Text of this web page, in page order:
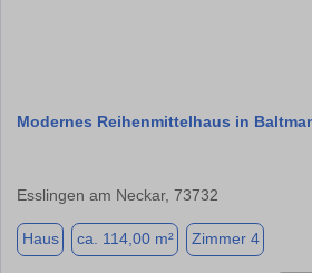
Modernes Reihenmittelhaus in
Esslingen am Neckar, 73732
Haus ca. 114,00 m² Zimmer 4